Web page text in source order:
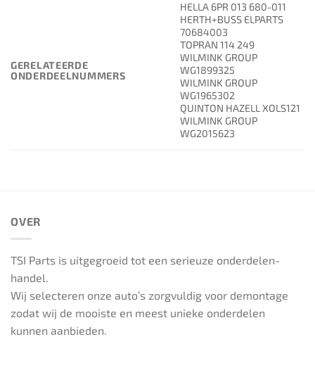
GERELATEERDE
ONDERDEELNUMMERS
HELLA 6PR 013 680-011
HERTH+BUSS ELPARTS
70684003
TOPRAN 114 249
WILMINK GROUP
WG1899325
WILMINK GROUP
WG1965302
QUINTON HAZELL XOLS121
WILMINK GROUP
WG2015623
OVER
TSI Parts is uitgegroeid tot een serieuze onderdelen-
handel.
Wij selecteren onze auto’s zorgvuldig voor demontage
zodat wij de mooiste en meest unieke onderdelen
kunnen aanbieden.